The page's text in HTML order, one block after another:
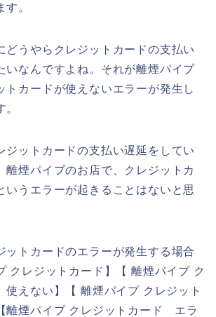
。
どうやらクレジットカードの支払い
いなんですよね。それが離煙パイプ
トカードが使えないエラーが発生し
ジットカードの支払い遅延をしてい
離煙パイプのお店で、クレジットカ
いうエラーが起きることはないと思
ットカードのエラーが発生する場合
クレジットカード】【 離煙パイプ ク
えない】【 離煙パイプ クレジット
煙パイプ クレジットカード エラ